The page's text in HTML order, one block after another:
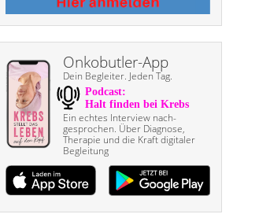
Onkobutler-App
Dein Begleiter. Jeden Tag.
Ein echtes Interview nach­
gesprochen. Über Diagnose,
Therapie und die Kraft digitaler
Begleitung